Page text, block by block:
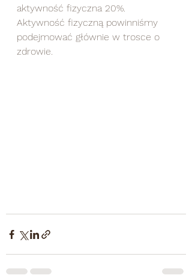
aktywność fizyczna 20%.
Aktywność fizyczną powinniśmy
podejmować głównie w trosce o
zdrowie.